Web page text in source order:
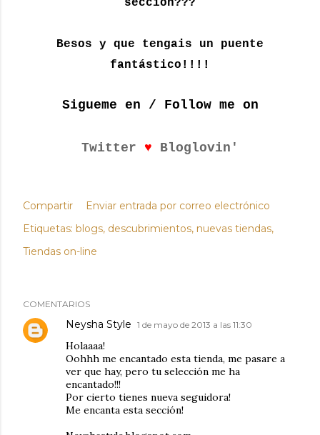
sección???
Besos y que tengais un puente
fantástico!!!!
Sigueme en / Follow me on
Twitter ♥ Bloglovin'
Compartir
Enviar entrada por correo electrónico
Etiquetas: blogs descubrimientos nuevas tiendas
Tiendas on-line
COMENTARIOS
Neysha Style 1 de mayo de 2013 a las 11:30
Holaaaa!
Oohhh me encantado esta tienda, me pasare a
ver que hay, pero tu selección me ha
encantado!!!
Por cierto tienes nueva seguidora!
Me encanta esta sección!